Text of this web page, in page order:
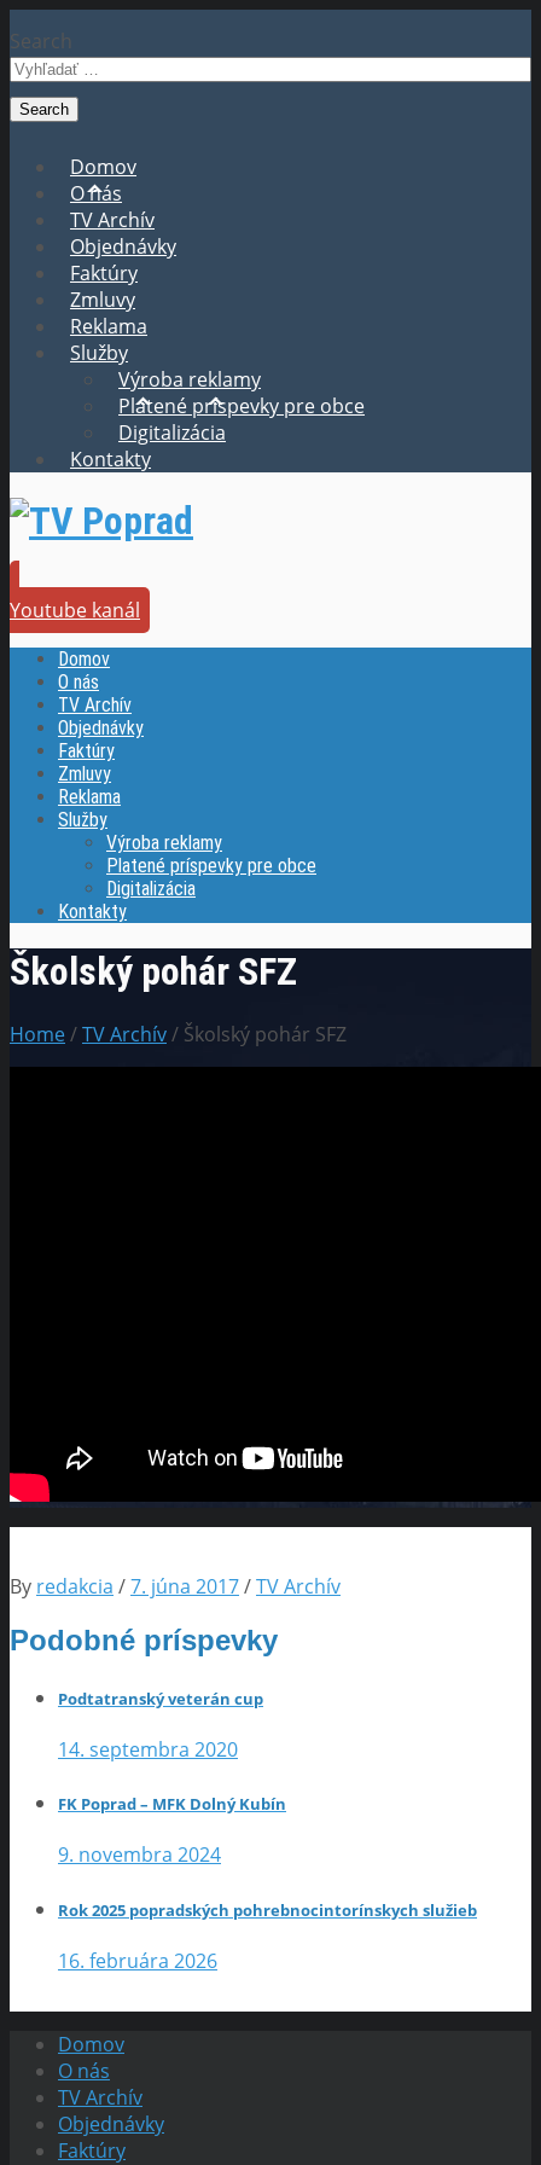
Search
Domov
O nás
TV Archív
Objednávky
Faktúry
Zmluvy
Reklama
Služby
Výroba reklamy
Platené príspevky pre obce
Digitalizácia
Kontakty
Youtube kanál
Domov
O nás
TV Archív
Objednávky
Faktúry
Zmluvy
Reklama
Služby
Výroba reklamy
Platené príspevky pre obce
Digitalizácia
Kontakty
Školský pohár SFZ
Home/TV Archív/ Školský pohár SFZ
By redakcia /7. júna 2017/TV Archív
Podobné príspevky
Podtatranský veterán cup
14. septembra 2020
FK Poprad – MFK Dolný Kubín
9. novembra 2024
Rok 2025 popradských pohrebnocintorínskych služieb
16. februára 2026
Domov
O nás
TV Archív
Objednávky
Faktúry